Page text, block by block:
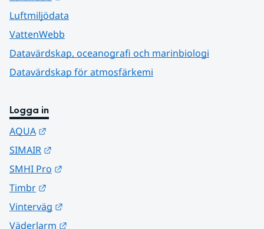
Luftmiljödata
VattenWebb
Datavärdskap, oceanografi och marinbiologi
Datavärdskap för atmosfärkemi
Logga in
AQUA
SIMAIR
SMHI Pro
Timbr
Vinterväg
Väderlarm